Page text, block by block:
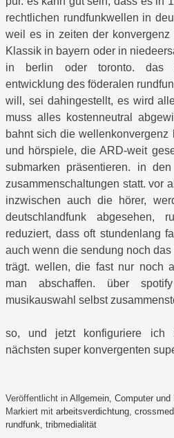
rechtlichen rundfunkwellen in
weil es in zeiten der
Klassik in bayern oder in
in berlin oder toronto. das
entwicklung des föderalen
will, sei dahingestellt, es wird
muss alles kostenneutral
bahnt sich die wellenkonvergenz
und hörspiele, die ARD-weit
submarken präsentieren. in
zusammenschaltungen statt. vor
inzwischen auch die hörer,
deutschlandfunk abgesehen,
reduziert, dass oft stundenlang
auch wenn die sendung noch das
trägt. wellen, die fast nur noch
man abschaffen. über
musikauswahl selbst
so, und jetzt konfiguriere ich
nächsten super konvergenten
Veröffentlicht in Allgemein, Computer und
Markiert mit arbeitsverdichtung,
rundfunk, tribmedialität